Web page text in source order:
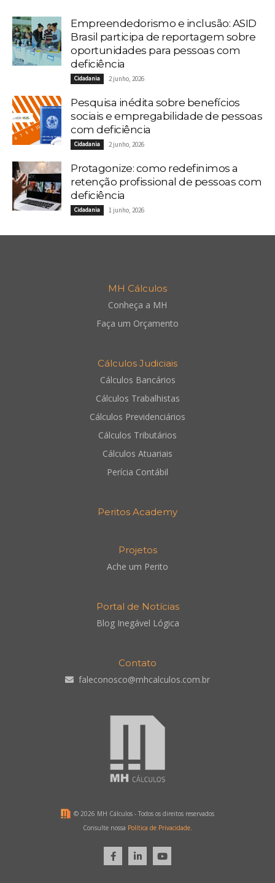
Empreendedorismo e inclusão: ASID
Brasil participa de reportagem sobre
oportunidades para pessoas com
deficiência
Cidadania 2 junho, 2026
Pesquisa inédita sobre benefícios
sociais e empregabilidade de pessoas
com deficiência
Cidadania 2 junho, 2026
Protagonize: como redefinimos a
retenção profissional de pessoas com
deficiência
Cidadania 1 junho, 2026
MH Cálculos
Conheça a MH
Faça um Orçamento
Cálculos Judiciais
Cálculos Bancários
Cálculos Trabalhistas
Cálculos Previdenciários
Cálculos Tributários
Cálculos Atuariais
Perícia Contábil
Peritos Academy
Projetos
Ache um Perito
Portal de Notícias
Blog Inegável Lógica
Contato
faleconosco@mhcalculos.com.br
© 2026 MH Cálculos - Todos os direitos reservados
Consulte nossa Política de Privacidade.